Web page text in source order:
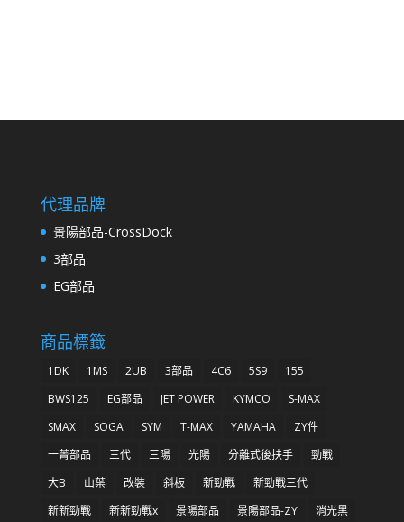
代理品牌
景陽部品-CrossDock
3部品
EG部品
商品標籤
1DK 1MS 2UB 3部品 4C6 5S9
155
BWS125
EG部品 JET POWER KYMCO
S-MAX
SMAX
SOGA SYM T-MAX YAMAHA
ZY件
一菁部品
三代 三陽 光陽 分離式後扶手
勁戰
大B
山葉 改裝 斜板 新勁戰
新勁戰三代
新新勁戰
新新勁戰x 景陽部品 景陽部品-ZY
消光黑